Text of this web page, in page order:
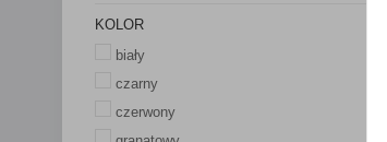
KOLOR
biały
czarny
czerwony